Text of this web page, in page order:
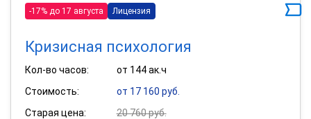
-17% до 17 августа Лицензия
Кризисная психология
Кол-во часов:
от 144 ак.ч
Стоимость:
от 17 160 руб.
Старая цена:
20 760 руб.